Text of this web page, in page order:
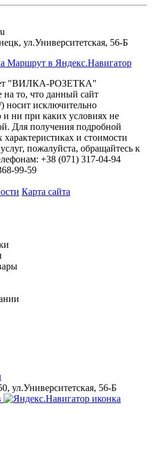
, ул.Университетская, 56-Б
Маршрут в Яндекс.Навигатор
"ВИЛКА-РОЗЕТКА"
то, что данный сайт
носит исключительно
ни при каких условиях не
Для получения подробной
и стоимости
пожалуйста, обращайтесь к
+38 (071) 317-04-94
99-59
Карта сайта
ул.Университетская, 56-Б